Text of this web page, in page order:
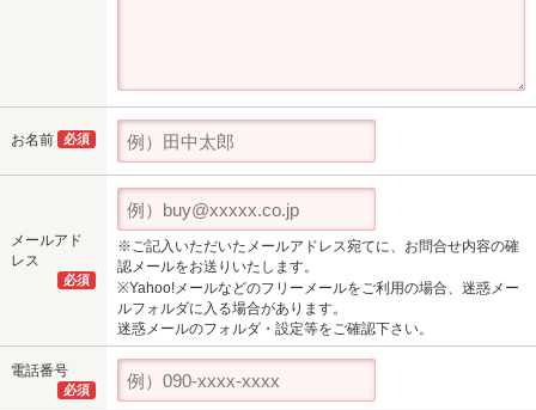
お名前 必須
メールアド
レス
必須
※ご記入いただいたメールアドレス宛てに、お問合せ内容の確
認メールをお送りいたします。
※Yahoo!メールなどのフリーメールをご利用の場合、迷惑メー
ルフォルダに入る場合があります。
迷惑メールのフォルダ・設定等をご確認下さい。
電話番号
必須